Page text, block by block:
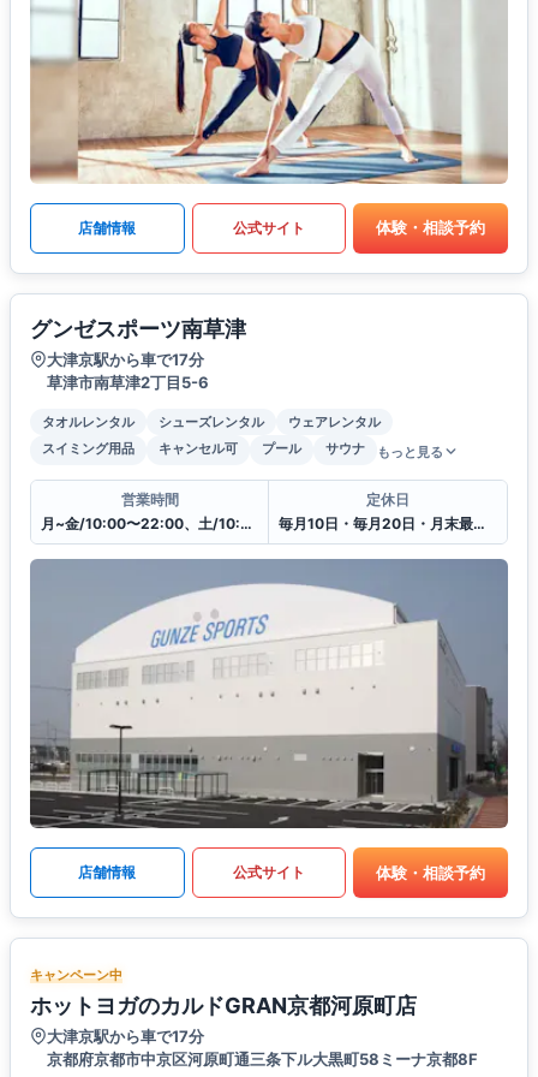
店舗情報 公式サイト 体験・相談予約
グンゼスポーツ南草津
大津京駅から車で17分
草津市南草津2丁目5-6
タオルレンタル シューズレンタル
ウェアレンタル
スイミング用品
キャンセル可 プール サウナ もっと見る
営業時間
月~金/10:00〜22:00、土/10:00〜20:00、日・祝日/10:00〜18:00
定休日
毎月10日・毎月20日・月末最終日
店舗情報 公式サイト 体験・相談予約
キャンペーン中
ホットヨガのカルドGRAN京都河原町店
大津京駅から車で17分
京都府京都市中京区河原町通三条下ル大黒町58ミーナ京都8F